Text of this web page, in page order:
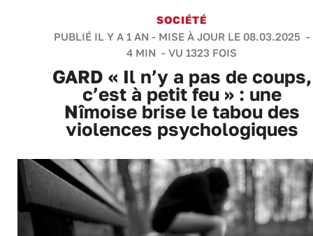
SOCIÉTÉ
PUBLIÉ IL Y A 1 AN - MISE À JOUR LE 08.03.2025 -
4 MIN - VU 1323 FOIS
GARD « Il n’y a pas de coups,
c’est à petit feu » : une
Nîmoise brise le tabou des
violences psychologiques